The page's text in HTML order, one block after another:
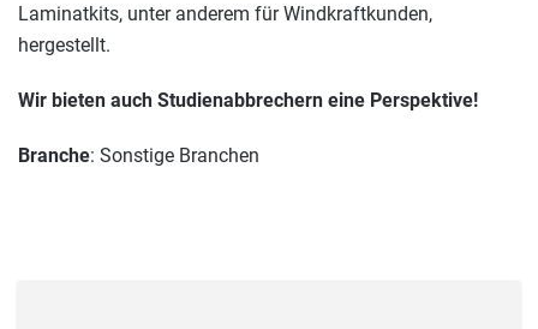
Laminatkits, unter anderem für Windkraftkunden,
hergestellt.
Wir bieten auch Studienabbrechern eine Perspektive!
Branche: Sonstige Branchen